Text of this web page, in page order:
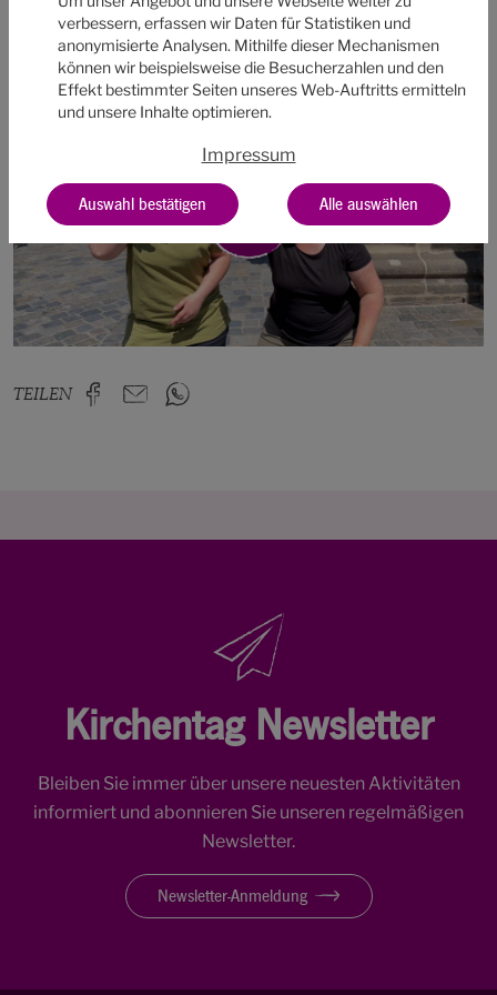
zur Verfügung gestellt.
TEILEN
Kirchentag Newsletter
Bleiben Sie immer über unsere neuesten Aktivitäten
informiert und abonnieren Sie unseren regelmäßigen
Newsletter.
Newsletter-Anmeldung
verbessern, erfassen wir Daten für Statistiken und
anonymisierte Analysen. Mithilfe dieser Mechanismen
können wir beispielsweise die Besucherzahlen und den
Effekt bestimmter Seiten unseres Web-Auftritts ermitteln
und unsere Inhalte optimieren.
Impressum
Auswahl bestätigen Alle auswählen